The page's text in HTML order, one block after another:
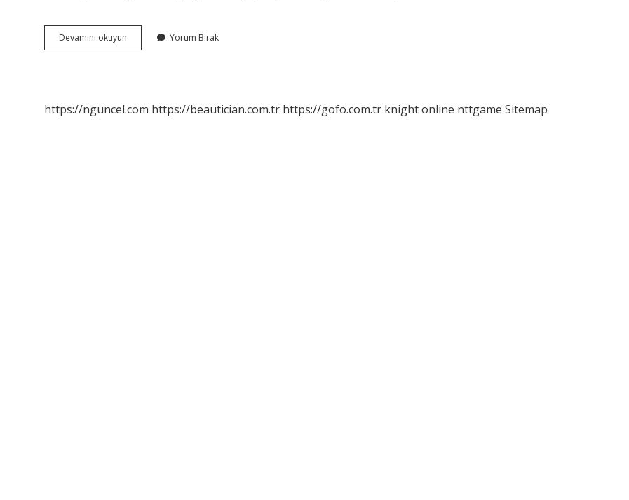
Devamını okuyun
Alınması
Olur
Yorum Bırak
https://nguncel.com https://beautician.com.tr https://gofo.com.tr knight online nttgame Sitemap